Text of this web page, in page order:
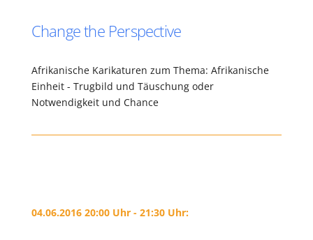
Change the Perspective
Afrikanische Karikaturen zum Thema: Afrikanische
Einheit - Trugbild und Täuschung oder
Notwendigkeit und Chance
04.06.2016 20:00 Uhr - 21:30 Uhr: